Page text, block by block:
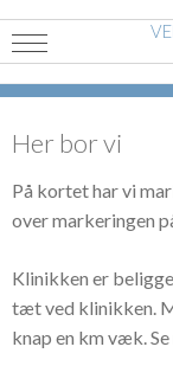
Her bor vi
På kortet har vi
over markeringen
Klinikken er
tæt ved klinikken.
knap en km væk.